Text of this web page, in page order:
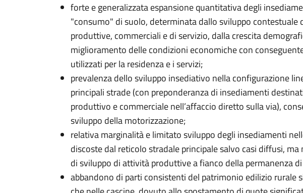
forte e generalizzata espansione quantitativa degli
"consumo" di suolo, determinata dallo sviluppo contestuale
produttive, commerciali e di servizio, dalla crescita
miglioramento delle condizioni economiche con
utilizzati per la residenza e i servizi;
prevalenza dello sviluppo insediativo nella configurazione
principali strade (con preponderanza di insediamenti
produttivo e commerciale nell’affaccio diretto sulla via),
sviluppo della motorizzazione;
relativa marginalità e limitato sviluppo degli insediamenti
discoste dal reticolo stradale principale salvo casi diffusi, ma
di sviluppo di attività produttive a fianco della permanenza
abbandono di parti consistenti del patrimonio edilizio rurale